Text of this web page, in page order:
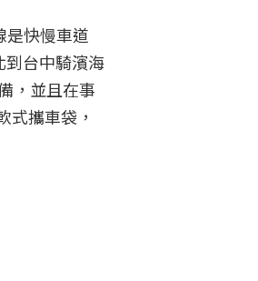
是快慢車道
到台中騎濱海
，並且在事
式攜車袋，